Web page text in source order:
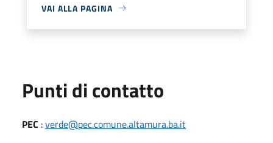
VAI ALLA PAGINA
Punti di contatto
PEC :verde@pec.comune.altamura.ba.it